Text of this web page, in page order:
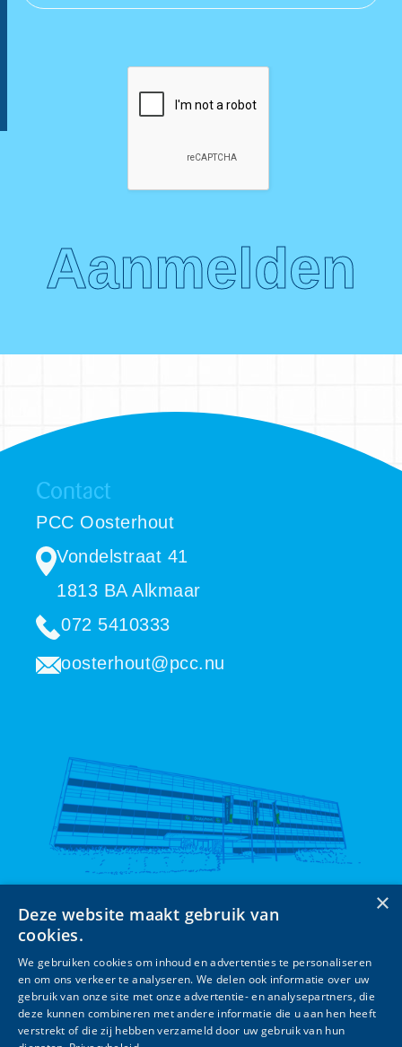
Contact
PCC Oosterhout
Vondelstraat 41
1813 BA Alkmaar
072 5410333
oosterhout@pcc.nu
Terug naar de PCC homepage
© PCC | design & development Like Noa
×
Deze website maakt gebruik van
cookies.
We gebruiken cookies om inhoud en advertenties te personaliseren
en om ons verkeer te analyseren. We delen ook informatie over uw
gebruik van onze site met onze advertentie- en analysepartners, die
deze kunnen combineren met andere informatie die u aan hen heeft
verstrekt of die zij hebben verzameld door uw gebruik van hun